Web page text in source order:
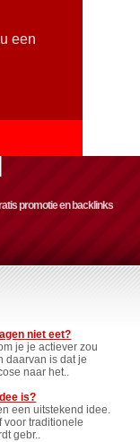
een
promotie en backlinks
niet eet?
je je actiever zou
daarvan is dat je
naar het..
is?
een uitstekend idee.
voor traditionele
gebr..